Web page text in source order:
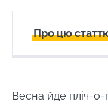
Про цю
Весна йде пліч-о-